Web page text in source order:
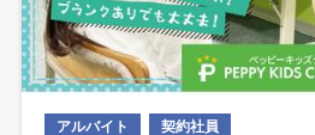
アルバイト 契約社員